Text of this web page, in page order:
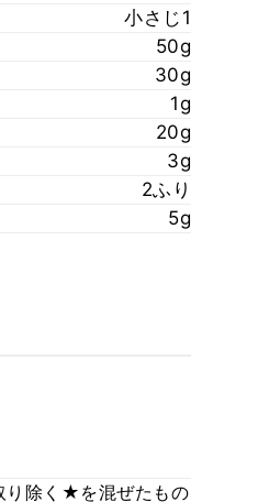
小さじ1
50g
30g
1g
20g
3g
2ふり
5g
り除く★を混ぜたもの